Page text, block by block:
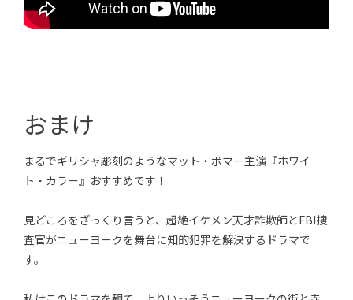
おまけ
まるでギリシャ彫刻のようなマット・ボマー主演『ホワイ
ト・カラー』おすすめです！
見どころをざっくり言うと、超絶イケメン天才詐欺師とFBI捜
査官がニューヨークを舞台に知的犯罪を解決するドラマで
す。